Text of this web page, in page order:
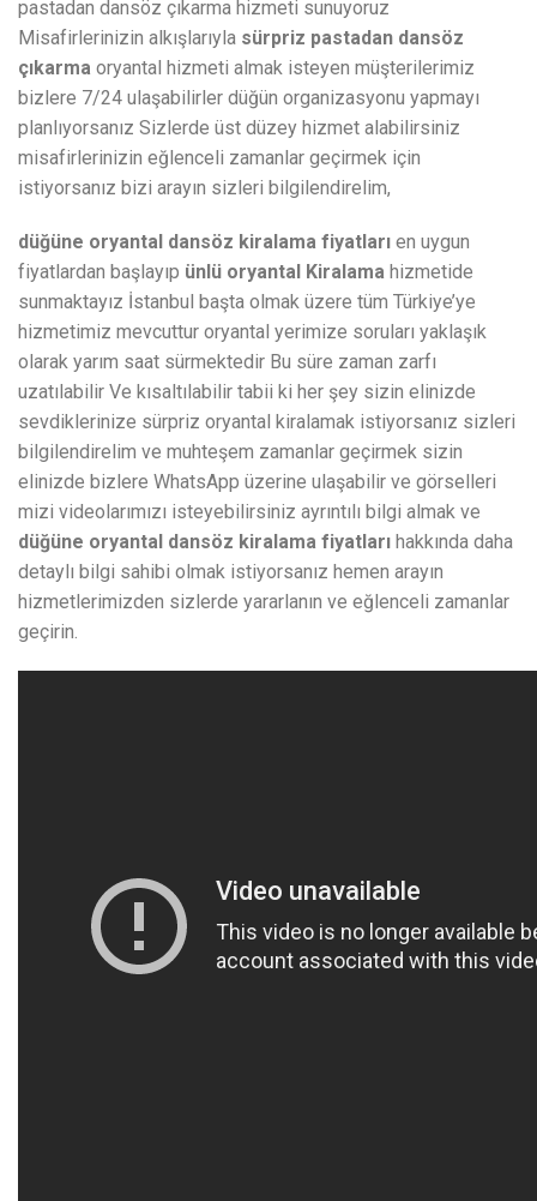
pastadan dansöz çıkarma hizmeti sunuyoruz
Misafirlerinizin alkışlarıyla sürpriz pastadan dansöz
çıkarma oryantal hizmeti almak isteyen müşterilerimiz
bizlere 7/24 ulaşabilirler düğün organizasyonu yapmayı
planlıyorsanız Sizlerde üst düzey hizmet alabilirsiniz
misafirlerinizin eğlenceli zamanlar geçirmek için
istiyorsanız bizi arayın sizleri bilgilendirelim,
düğüne oryantal dansöz kiralama fiyatları en uygun
fiyatlardan başlayıp ünlü oryantal Kiralama hizmetide
sunmaktayız İstanbul başta olmak üzere tüm Türkiye’ye
hizmetimiz mevcuttur oryantal yerimize soruları yaklaşık
olarak yarım saat sürmektedir Bu süre zaman zarfı
uzatılabilir Ve kısaltılabilir tabii ki her şey sizin elinizde
sevdiklerinize sürpriz oryantal kiralamak istiyorsanız sizleri
bilgilendirelim ve muhteşem zamanlar geçirmek sizin
elinizde bizlere WhatsApp üzerine ulaşabilir ve görselleri
mizi videolarımızı isteyebilirsiniz ayrıntılı bilgi almak ve
düğüne oryantal dansöz kiralama fiyatları hakkında daha
detaylı bilgi sahibi olmak istiyorsanız hemen arayın
hizmetlerimizden sizlerde yararlanın ve eğlenceli zamanlar
geçirin.